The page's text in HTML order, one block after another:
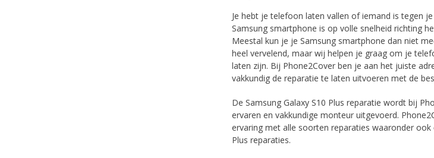
Je hebt je telefoon laten vallen of iemand is tegen
Samsung smartphone is op volle snelheid richting
Meestal kun je je Samsung smartphone dan niet
heel vervelend, maar wij helpen je graag om je
laten zijn. Bij Phone2Cover ben je aan het juiste
vakkundig de reparatie te laten uitvoeren met de
De Samsung Galaxy S10 Plus reparatie wordt bij
ervaren en vakkundige monteur uitgevoerd.
ervaring met alle soorten reparaties waaronder ook
Plus reparaties.